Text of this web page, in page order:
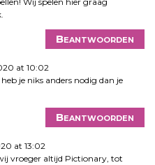
Beantwoorden
at 10:02
je niks anders nodig dan je
Beantwoorden
at 13:02
vroeger altijd Pictionary, tot